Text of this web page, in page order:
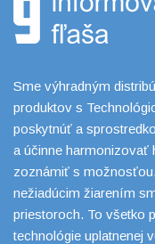
Sme výhradným
produktov s
poskytnúť a
a účinne harmonizovať
zoznámiť s
nežiadúcim žiarením
priestoroch. To všetko
technológie uplatnenej